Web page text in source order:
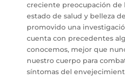
creciente preocupación de
estado de salud y belleza
promovido una
cuenta con precedentes
conocemos, mejor que
nuestro cuerpo para
síntomas del